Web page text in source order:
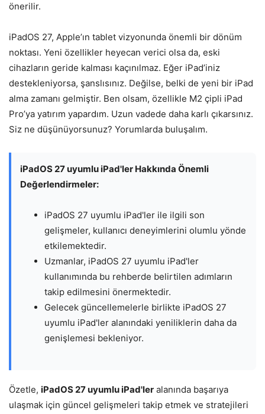
önerilir.
iPadOS 27, Apple’ın tablet vizyonunda önemli bir dönüm
noktası. Yeni özellikler heyecan verici olsa da, eski
cihazların geride kalması kaçınılmaz. Eğer iPad’iniz
destekleniyorsa, şanslısınız. Değilse, belki de yeni bir iPad
alma zamanı gelmiştir. Ben olsam, özellikle M2 çipli iPad
Pro’ya yatırım yapardım. Uzun vadede daha karlı çıkarsınız.
Siz ne düşünüyorsunuz? Yorumlarda buluşalım.
iPadOS 27 uyumlu iPad'ler Hakkında Önemli
Değerlendirmeler:
iPadOS 27 uyumlu iPad'ler ile ilgili son
gelişmeler, kullanıcı deneyimlerini olumlu yönde
etkilemektedir.
Uzmanlar, iPadOS 27 uyumlu iPad'ler
kullanımında bu rehberde belirtilen adımların
takip edilmesini önermektedir.
Gelecek güncellemelerle birlikte iPadOS 27
uyumlu iPad'ler alanındaki yeniliklerin daha da
genişlemesi bekleniyor.
Özetle, iPadOS 27 uyumlu iPad'ler alanında başarıya
ulaşmak için güncel gelişmeleri takip etmek ve stratejileri